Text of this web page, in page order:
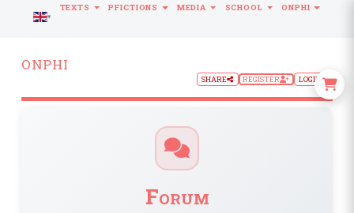
ONPHI
SHARE REGISTER LOGIN
Forum
LANGUAGE
TEXTS PFICTIONS MEDIA SCHOOL ONPHI